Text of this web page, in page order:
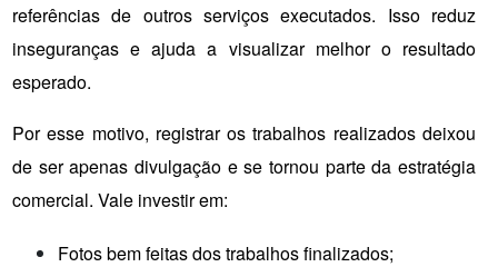
referências de outros serviços executados. Isso reduz
inseguranças e ajuda a visualizar melhor o resultado
esperado.
Por esse motivo, registrar os trabalhos realizados deixou
de ser apenas divulgação e se tornou parte da estratégia
comercial. Vale investir em:
Fotos bem feitas dos trabalhos finalizados;